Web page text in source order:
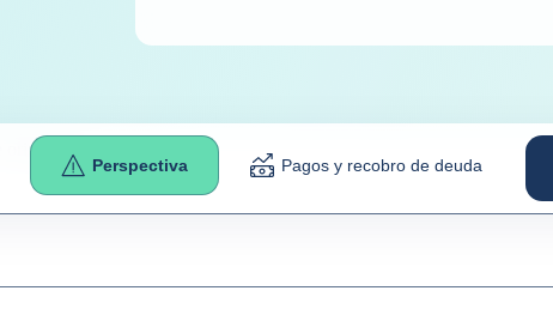
original
Perspectiva Pagos y recobro de deuda